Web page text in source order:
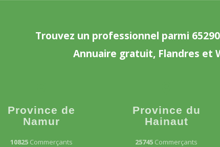
Trouvez un professionnel parmi
Annuaire gratuit, Flandres et
Province de
Namur
10825 Commerçants
Province du
Hainaut
25745 Commerçants